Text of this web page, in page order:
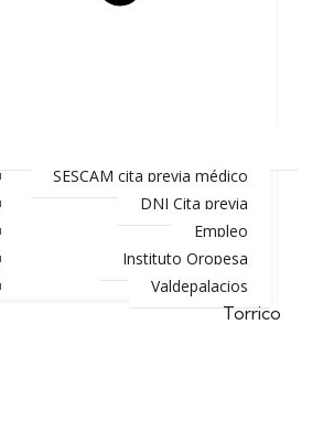
SESCAM cita previa médico
DNI Cita previa
Empleo
Instituto Oropesa
Valdepalacios
Torrico